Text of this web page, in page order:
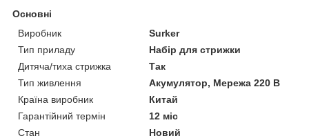
Основні
Виробник
Surker
Тип приладу
Набір для стрижки
Дитяча/тиха стрижка
Так
Тип живлення
Акумулятор, Мережа 220 В
Країна виробник
Китай
Гарантійний термін
12 міс
Стан
Новий